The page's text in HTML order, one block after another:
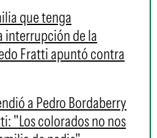
que tenga
interrupción de la
Fratti apuntó contra
a Pedro Bordaberry
"Los colorados no nos